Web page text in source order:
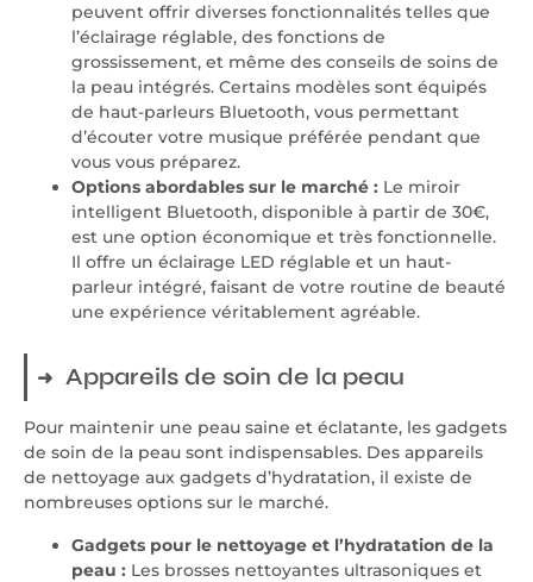
peuvent offrir diverses fonctionnalités telles que
l’éclairage réglable, des fonctions de
grossissement, et même des conseils de soins de
la peau intégrés. Certains modèles sont équipés
de haut-parleurs Bluetooth, vous permettant
d’écouter votre musique préférée pendant que
vous vous préparez.
Options abordables sur le marché : Le miroir
intelligent Bluetooth, disponible à partir de 30€,
est une option économique et très fonctionnelle.
Il offre un éclairage LED réglable et un haut-
parleur intégré, faisant de votre routine de beauté
une expérience véritablement agréable.
Appareils de soin de la peau
Pour maintenir une peau saine et éclatante, les gadgets
de soin de la peau sont indispensables. Des appareils
de nettoyage aux gadgets d’hydratation, il existe de
nombreuses options sur le marché.
Gadgets pour le nettoyage et l’hydratation de la
peau : Les brosses nettoyantes ultrasoniques et